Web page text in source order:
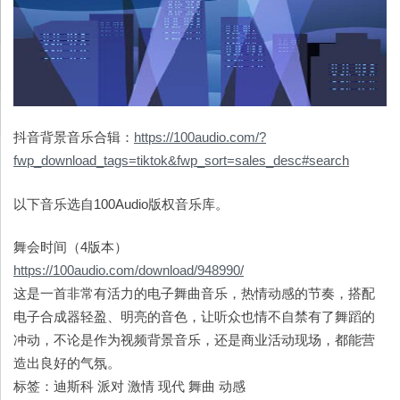
抖音背景音乐合辑： https://100audio.com/?
fwp_download_tags=tiktok&fwp_sort=sales_desc#search
以下音乐选自100Audio版权音乐库。
舞会时间（4版本）
https://100audio.com/download/948990/
这是一首非常有活力的电子舞曲音乐，热情动感的节奏，搭配
电子合成器轻盈、明亮的音色，让听众也情不自禁有了舞蹈的
冲动，不论是作为视频背景音乐，还是商业活动现场，都能营
造出良好的气氛。
标签：迪斯科 派对 激情 现代 舞曲 动感